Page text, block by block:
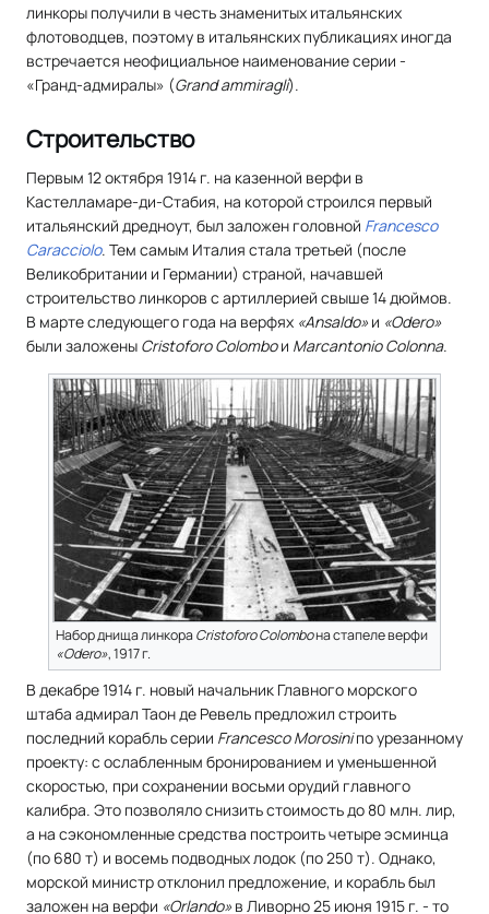
линкоры получили в честь знаменитых итальянских
флотоводцев, поэтому в итальянских публикациях иногда
встречается неофициальное наименование серии -
«Гранд-адмиралы» (Grand ammiragli).
Строительство
Первым 12 октября 1914 г. на казенной верфи в
Кастелламаре-ди-Стабия, на которой строился первый
итальянский дредноут, был заложен головной Francesco
Caracciolo. Тем самым Италия стала третьей (после
Великобритании и Германии) страной, начавшей
строительство линкоров с артиллерией свыше 14 дюймов.
В марте следующего года на верфях «Ansaldo»и «Odero»
были заложены Cristoforo Colomboи Marcantonio Colonna.
Набор днища линкораCristoforo Colomboна стапеле верфи
«Odero», 1917 г.
В декабре 1914 г. новый начальник Главного морского
штаба адмирал Таон де Ревель предложил строить
последний корабль серии Francesco Morosiniпо урезанному
проекту: с ослабленным бронированием и уменьшенной
скоростью, при сохранении восьми орудий главного
калибра. Это позволяло снизить стоимость до 80 млн. лир,
а на сэкономленные средства построить четыре эсминца
(по 680 т) и восемь подводных лодок (по 250 т). Однако,
морской министр отклонил предложение, и корабль был
заложен на верфи «Orlando»в Ливорно 25 июня 1915 г. - то